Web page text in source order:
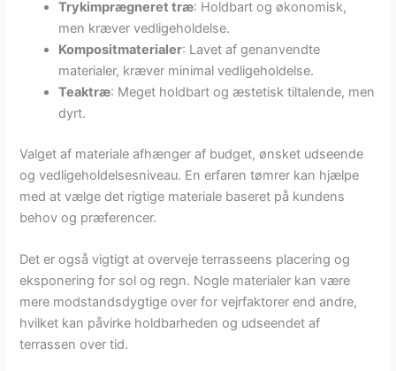
Trykimprægneret træ: Holdbart og økonomisk,
men kræver vedligeholdelse.
Kompositmaterialer: Lavet af genanvendte
materialer, kræver minimal vedligeholdelse.
Teaktræ: Meget holdbart og æstetisk tiltalende, men
dyrt.
Valget af materiale afhænger af budget, ønsket udseende
og vedligeholdelsesniveau. En erfaren tømrer kan hjælpe
med at vælge det rigtige materiale baseret på kundens
behov og præferencer.
Det er også vigtigt at overveje terrasseens placering og
eksponering for sol og regn. Nogle materialer kan være
mere modstandsdygtige over for vejrfaktorer end andre,
hvilket kan påvirke holdbarheden og udseendet af
terrassen over tid.